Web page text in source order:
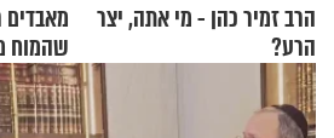
הרב זמיר כהן - מי אתה, יצר
הרע?
מאבדים
שהמוח